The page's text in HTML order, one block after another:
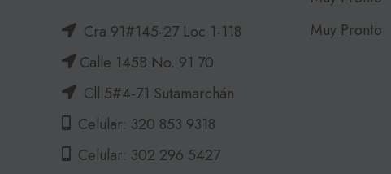
Cra 91#145-27 Loc 1-118
Calle 145B No. 91 70
Cll 5#4-71 Sutamarchán
Celular: 320 853 9318
Celular: 302 296 5427
Muy Pronto